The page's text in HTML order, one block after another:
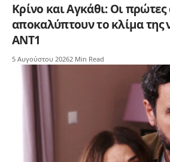
Κρίνο και Αγκάθι: Οι
αποκαλύπτουν το κλίμα της
ΑΝΤ1
5 Αυγούστου 20262 Min Read